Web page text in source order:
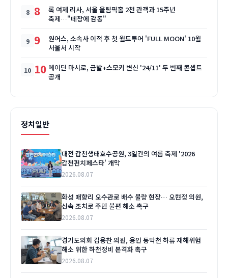
8
록 여제 리사, 서울 올림픽홀 2천 관객과 15주년
축제…"떼창에 감동"
9
원어스, 소속사 이적 후 첫 월드투어 'FULL MOON' 10월
서울서 시작
10 메이딘 마시로, 금발+스모키 변신 '24/11' 두 번째 콘셉트
공개
정치일반
대전 갑천생태호수공원, 3일간의 여름 축제 '2026
갑천펀치페스타' 개막
2026.08.07
화성 매향리 오수관로 배수 불량 현장… 오현정 의원,
신속 조치로 주민 불편 해소 촉구
2026.08.07
경기도의회 김용찬 의원, 용인 동막천 하류 재해위험
해소 위한 하천정비 본격화 촉구
2026.08.07